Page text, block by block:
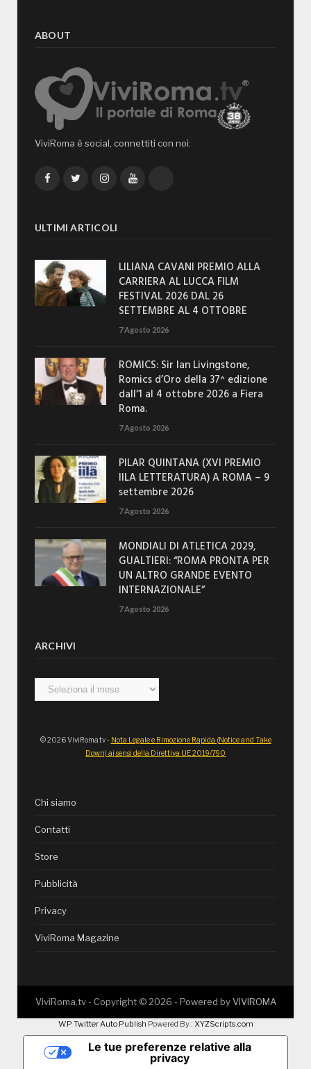
ABOUT
ViviRoma è social, connettiti con noi:
FacebookTwitterInstagramYouTube
ULTIMI ARTICOLI
LILIANA CAVANI PREMIO ALLA
CARRIERA AL LUCCA FILM
FESTIVAL 2026 DAL 26
SETTEMBRE AL 4 OTTOBRE
7 Agosto 2026
ROMICS: Sir Ian Livingstone,
Romics d’Oro della 37^ edizione
dall’1 al 4 ottobre 2026 a Fiera
Roma.
7 Agosto 2026
PILAR QUINTANA (XVI PREMIO
IILA LETTERATURA) A ROMA – 9
settembre 2026
7 Agosto 2026
MONDIALI DI ATLETICA 2029,
GUALTIERI: “ROMA PRONTA PER
UN ALTRO GRANDE EVENTO
INTERNAZIONALE”
7 Agosto 2026
ARCHIVI
Archivi
© 2026 ViviRoma.tv - Nota Legale e Rimozione Rapida (Notice and Take
Down) ai sensi della Direttiva UE 2019/790
Chi siamo
Contatti
Store
Pubblicità
Privacy
ViviRoma Magazine
ViviRoma.tv - Copyright © 2026 - Powered byVIVIROMA
WP Twitter Auto Publish Powered By : XYZScripts.com
Le tue preferenze relative alla
privacy